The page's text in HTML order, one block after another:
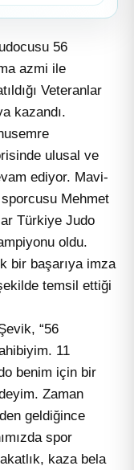
56
azmi ile
Veteranlar
kazandı.
ulusal ve
ediyor. Mavi-
Mehmet
Türkiye Judo
oldu.
bir başarıya imza
temsil ettiği
“56
11
benim için bir
Zaman
geldiğince
spor
kaza bela